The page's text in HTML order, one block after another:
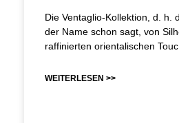
Die Ventaglio-Kollektion, d. h.
der Name schon sagt, von
raffinierten orientalischen
WEITERLESEN >>